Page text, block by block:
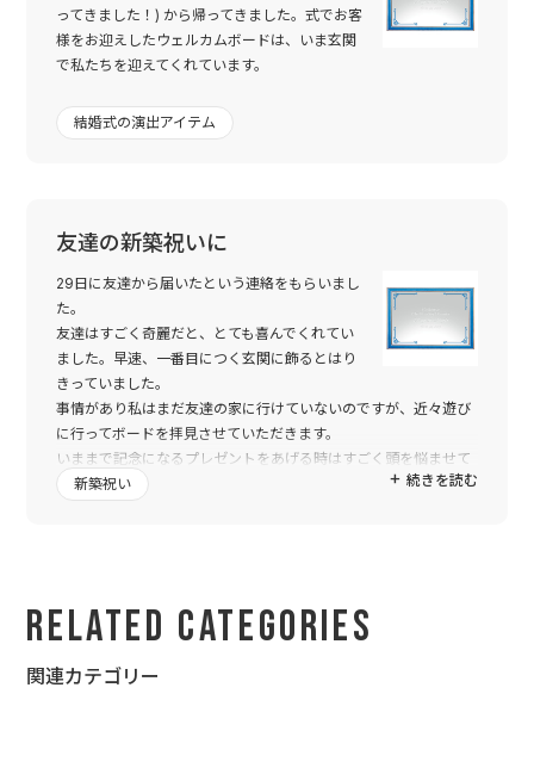
ってきました！) から帰ってきました。式でお客
様をお迎えしたウェルカムボードは、いま玄関
で私たちを迎えてくれています。
結婚式の演出アイテム
友達の新築祝いに
29日に友達から届いたという連絡をもらいまし
た。
友達はすごく奇麗だと、とても喜んでくれてい
ました。早速、一番目につく玄関に飾るとはり
きっていました。
事情があり私はまだ友達の家に行けていないのですが、近々遊び
に行ってボードを拝見させていただきます。
いままで記念になるプレゼントをあげる時はすごく頭を悩ませて
いたのですが、今回の友達の喜び方を聞いていて、ボードをつく
続きを読む
新築祝い
Related Categories
関連カテゴリー